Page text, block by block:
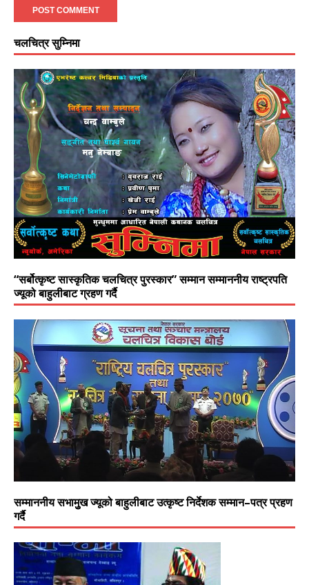
चलचित्र सुम्निमा
“सर्बोत्कृष्ट सास्कृतिक चलचित्र पुरस्कार” सम्मान सम्माननीय राष्ट्रपति
ज्यूको बाहुलीबाट ग्रहण गर्दै
सम्माननीय सभामुुख ज्यूको बाहुलीबाट उत्कृष्ट निर्देशक सम्मान–पत्र प्रहण
गर्दै